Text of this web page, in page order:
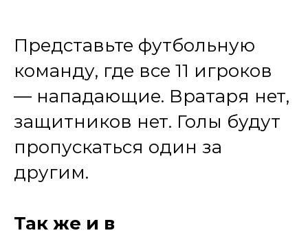
Представьте футбольную
команду, где все 11 игроков
— нападающие. Вратаря нет,
защитников нет. Голы будут
пропускаться один за
другим.
Так же и в